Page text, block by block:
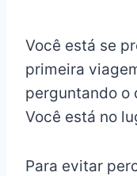
Você está se
primeira
perguntando o
Você está no
Para evitar